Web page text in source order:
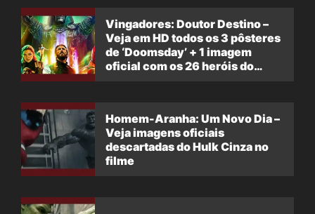
Vingadores: Doutor Destino –
Veja em HD todos os 3 pôsteres
de ‘Doomsday’ + 1 imagem
oficial com os 26 heróis do
Homem-Aranha: Um Novo Dia –
Veja imagens oficiais
descartadas do Hulk Cinza no
filme